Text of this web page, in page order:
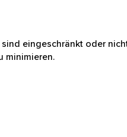
eingeschränkt oder
minimieren.